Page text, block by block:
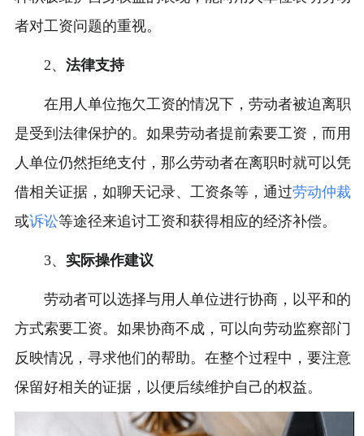
者对工资问题的重视。
2、 法律支持
在用人单位拖欠工资的情况下，劳动者被迫离职
是受到法律保护的。如果劳动者提前索要工资，而用
人单位仍然拒绝支付，那么劳动者在离职时就可以凭
借相关证据，如聊天记录、工资条等，通过劳动仲裁
或诉讼等途径来追讨工资和获得相应的经济补偿。
3、 实际操作建议
劳动者可以选择与用人单位进行协商，以平和的
方式索要工资。如果协商不成，可以向劳动监察部门
反映情况，寻求他们的帮助。在整个过程中，要注意
保留好相关的证据，以便后续维护自己的权益。